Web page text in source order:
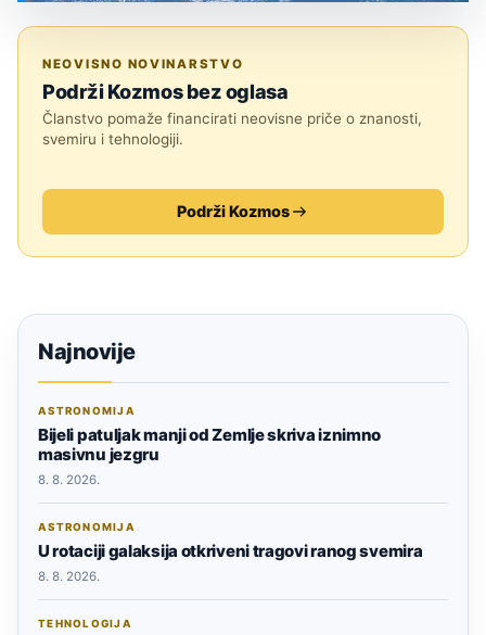
NEOVISNO NOVINARSTVO
Podrži Kozmos bez oglasa
Članstvo pomaže financirati neovisne priče o znanosti,
svemiru i tehnologiji.
Podrži Kozmos
Najnovije
ASTRONOMIJA
Bijeli patuljak manji od Zemlje skriva iznimno
masivnu jezgru
8. 8. 2026.
ASTRONOMIJA
U rotaciji galaksija otkriveni tragovi ranog svemira
8. 8. 2026.
TEHNOLOGIJA